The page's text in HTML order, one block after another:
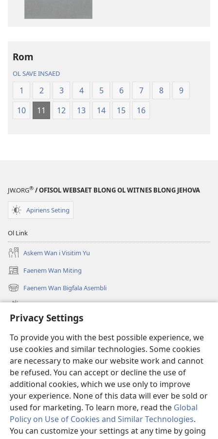
Privacy Settings
To provide you with the best possible experience, we
use cookies and similar technologies. Some cookies
are necessary to make our website work and cannot
be refused. You can accept or decline the use of
additional cookies, which we use only to improve
your experience. None of this data will ever be sold or
used for marketing. To learn more, read the Global
Policy on Use of Cookies and Similar Technologies.
You can customize your settings at any time by going
Niu
Wol
Rom
OL SAVE INSAED
1 2 3 4 5 6 7 8
9
10
11 12 13 14 15 16
JW.ORG® / OFISOL WEBSAET BLONG OL WITNES BLONG JEHOVA
Apiriens Seting
Ol Link
Askem Wan i Visitim Yu
Faenem Wan Miting
(openem
wan
niufala
windo)
Faenem Wan Bigfala Asembli
(openem
wan
windo)
Wanem niufala samting
Ol Video
Lukaotem Insaed Long JW.ORG
Presen Mane
(openem
wan
niufala
windo)
Wajtaoa LAEBRI LONG INTENET™
(openem
wan
niufala
windo)
®
(openem
wan
niufala